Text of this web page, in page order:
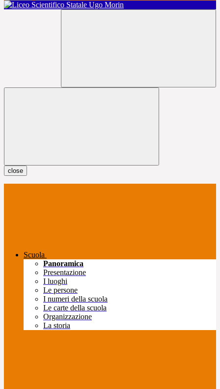
close
Scuola
Panoramica
Presentazione
I luoghi
Le persone
I numeri della scuola
Le carte della scuola
Organizzazione
La storia